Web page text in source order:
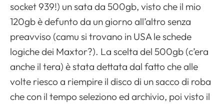
socket 939!) un sata da 500gb, visto che il mio
120gb è defunto da un giorno all’altro senza
preavviso (camu si trovano in USA le schede
logiche dei Maxtor?). La scelta del 500gb (c’era
anche il tera) è stata dettata dal fatto che alle
volte riesco a riempire il disco di un sacco di roba
che con il tempo seleziono ed archivio, poi visto il